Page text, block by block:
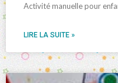
Activité manuelle pour
LIRE LA SUITE »